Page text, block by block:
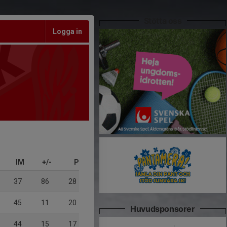
Logga in
IM +/- P
37 86 28
45 11 20
44 15 17
Huvudsponsorer